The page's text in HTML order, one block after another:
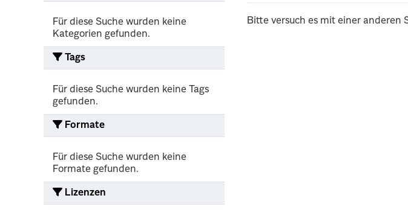
Für diese Suche wurden keine
Kategorien gefunden.
Tags
Für diese Suche wurden keine Tags
gefunden.
Formate
Für diese Suche wurden keine
Formate gefunden.
Lizenzen
Bitte versuch es mit einer anderen